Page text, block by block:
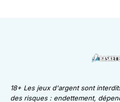
18+ Les jeux d'argent sont
des risques : endettement,